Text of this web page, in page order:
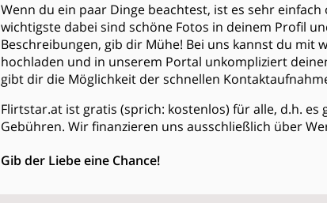
Wenn du ein paar Dinge beachtest, ist es sehr
wichtigste dabei sind schöne Fotos in deinem Profil
Beschreibungen, gib dir Mühe! Bei uns kannst du mit
hochladen und in unserem Portal unkompliziert
gibt dir die Möglichkeit der schnellen
Flirtstar.at ist gratis (sprich: kostenlos) für alle, d.h.
Gebühren. Wir finanzieren uns ausschließlich über
Gib der Liebe eine Chance!